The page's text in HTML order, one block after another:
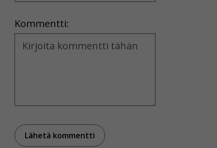
Kommentti:
Kommentti